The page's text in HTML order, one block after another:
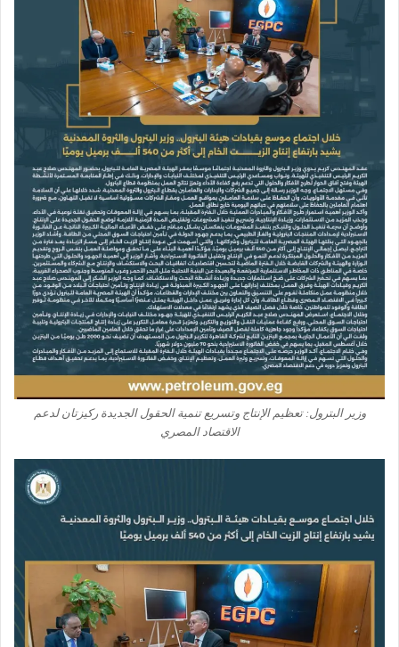
وزير البترول: تعظيم الإنتاج وتسريع تنمية الحقول الجديدة ركيزتان لدعم
الاقتصاد المصري